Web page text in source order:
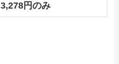
3,278円のみ